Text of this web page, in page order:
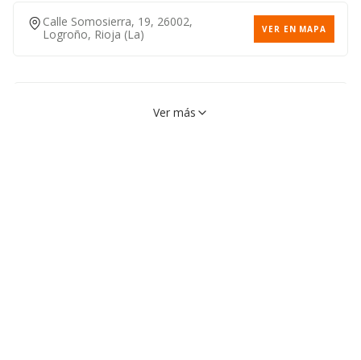
Calle Somosierra, 19, 26002,
Logroño, Rioja (la)
VER EN MAPA
5, 26008, Logroño, Rioja (la)
Ver más